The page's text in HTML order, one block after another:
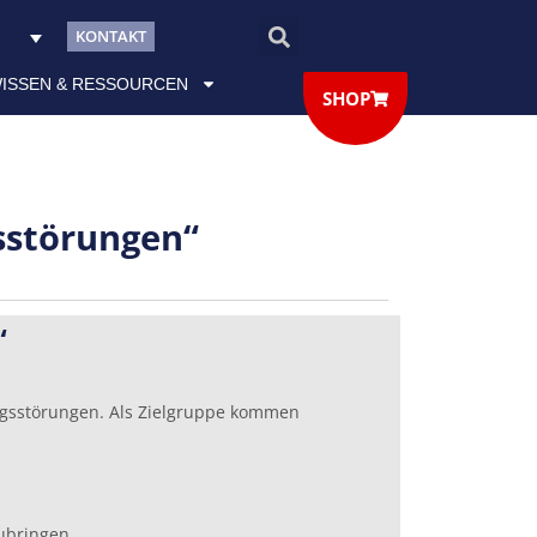
KONTAKT
& RESSOURCEN
SHOP
Als Zielgruppe kommen